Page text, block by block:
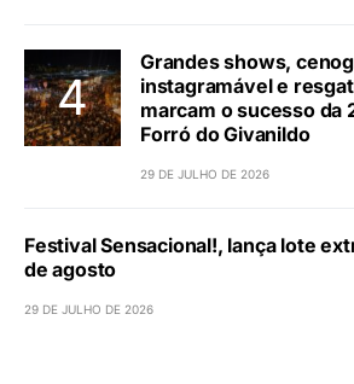
Grandes shows,
instagramável e
marcam o sucesso da
Forró do Givanildo
29 DE JULHO DE 2026
Festival Sensacional!, lança lote
de agosto
29 DE JULHO DE 2026